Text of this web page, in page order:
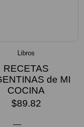
Libros
RECETAS
de MI
COCINA
$89.82